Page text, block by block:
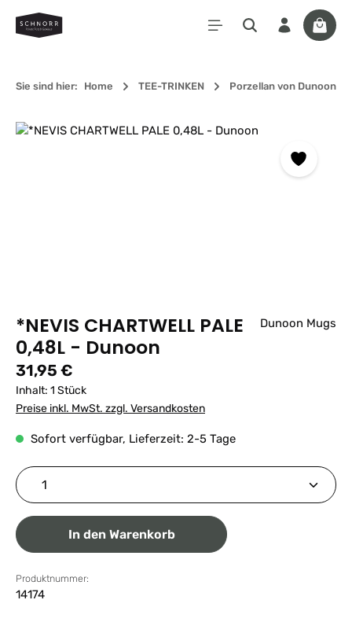
Zum Hauptinhalt springen
Sie sind hier: Home TEE-TRINKEN Porzellan von Dunoon
Bildergalerie überspringen
*NEVIS CHARTWELL PALE
0,48L - Dunoon
Dunoon Mugs
Regulärer Preis:
31,95 €
Inhalt: 1 Stück
Preise inkl. MwSt. zzgl. Versandkosten
Sofort verfügbar, Lieferzeit: 2-5 Tage
Produkt Anzahl: Gib den gewünschten Wert ein
In den Warenkorb
Produktnummer:
14174